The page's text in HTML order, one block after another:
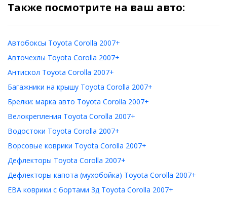
Также посмотрите на ваш авто:
Автобоксы Toyota Corolla 2007+
Авточехлы Toyota Corolla 2007+
Антискол Toyota Corolla 2007+
Багажники на крышу Toyota Corolla 2007+
Брелки: марка авто Toyota Corolla 2007+
Велокрепления Toyota Corolla 2007+
Водостоки Toyota Corolla 2007+
Ворсовые коврики Toyota Corolla 2007+
Дефлекторы Toyota Corolla 2007+
Дефлекторы капота (мухобойка) Toyota Corolla 2007+
ЕВА коврики с бортами 3д Toyota Corolla 2007+